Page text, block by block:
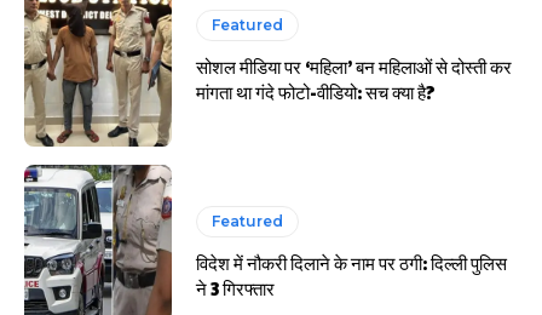
हर खाते के बदले मिलते थे 20 से 25 हजार
Featured
सोशल मीडिया पर ‘महिला’ बन महिलाओं से दोस्ती कर
मांगता था गंदे फोटो-वीडियो: सच क्या है?
Featured
विदेश में नौकरी दिलाने के नाम पर ठगी: दिल्ली पुलिस
ने 3 गिरफ्तार